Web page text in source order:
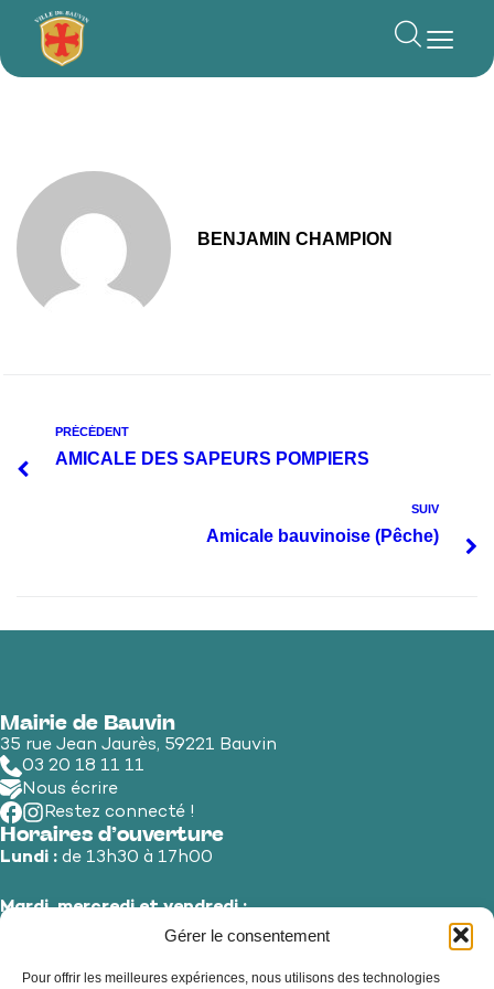
Gérer le consentement
Pour offrir les meilleures expériences, nous utilisons des technologies
principal
BENJAMIN CHAMPION
PRÉCÉDENT
AMICALE DES SAPEURS POMPIERS
SUIV
Amicale bauvinoise (Pêche)
Mairie de Bauvin
35 rue Jean Jaurès, 59221 Bauvin
03 20 18 11 11
Nous écrire
Restez connecté !
Horaires d’ouverture
Lundi : de 13h30 à 17h00
Mardi, mercredi et vendredi :
de 8h30 à 12h00 et de 13h30 à 17h00
Jeudi et samedi :de 8h30 à 12h00